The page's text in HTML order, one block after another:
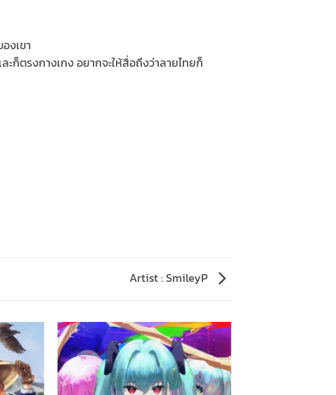
งเขา
ก็ตรงกางเกง อยากจะให้สื่อถึงว่าลายไทยก็
Artist : SmileyP